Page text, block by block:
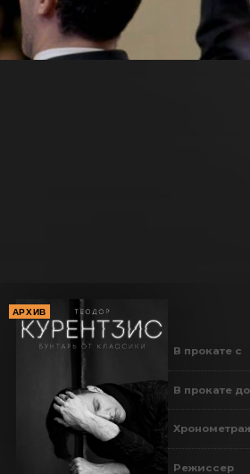
АРХИВ
В прокате с
В прокате до
Режиссер